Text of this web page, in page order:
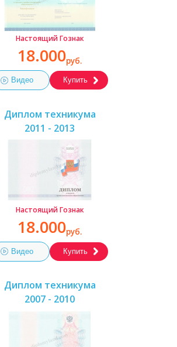
Настоящий Гознак
18.000руб.
Видео Купить
Диплом техникума
2011 - 2013
Настоящий Гознак
18.000руб.
Видео Купить
Диплом техникума
2007 - 2010